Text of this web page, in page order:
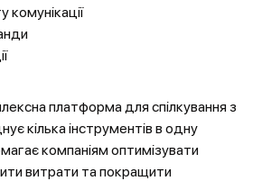
комунікації
платформа для спілкування з
кілька інструментів в одну
компаніям оптимізувати
витрати та покращити